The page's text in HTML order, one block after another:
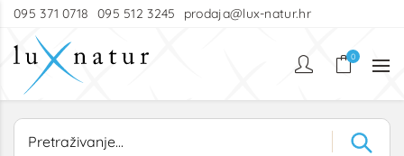
095 371 0718 095 512 3245 prodaja@lux-natur.hr
0